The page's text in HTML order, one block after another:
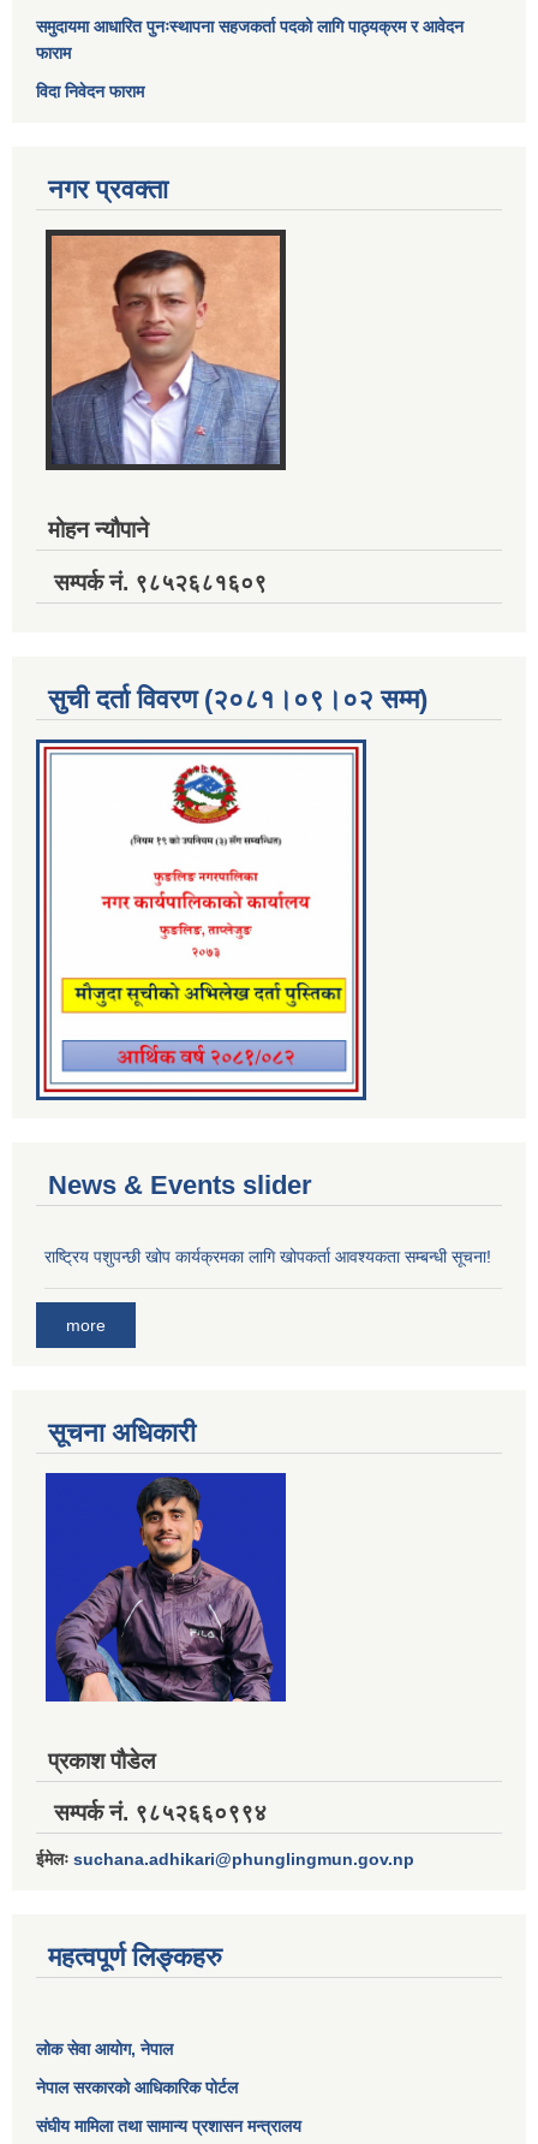
समुदायमा आधारित पुनःस्थापना सहजकर्ता पदको लागि पाठ्यक्रम र आवेदन
फाराम
विदा निवेदन फाराम
नगर प्रवक्ता
मोहन न्यौपाने
सम्पर्क नं. ९८५२६८१६०९
सुची दर्ता विवरण (२०८१।०९।०२ सम्म)
News & Events slider
राष्ट्रिय पशुपन्छी खोप कार्यक्रमका लागि खोपकर्ता आवश्यकता सम्बन्धी सूचना!
more
सूचना अधिकारी
प्रकाश पौडेल
सम्पर्क नं. ९८५२६६०९९४
ईमेलः suchana.adhikari@phunglingmun.gov.np
महत्वपूर्ण लिङ्कहरु
लोक सेवा आयोग, नेपाल
नेपाल सरकारको आधिकारिक पोर्टल
संघीय मामिला तथा सामान्य प्रशासन मन्त्रालय